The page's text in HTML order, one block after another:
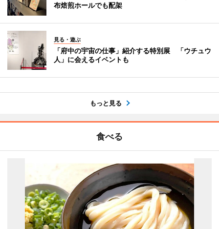
布焙煎ホールでも配架
見る・遊ぶ
「府中の宇宙の仕事」紹介する特別展 「ウチュウ
人」に会えるイベントも
もっと見る
食べる